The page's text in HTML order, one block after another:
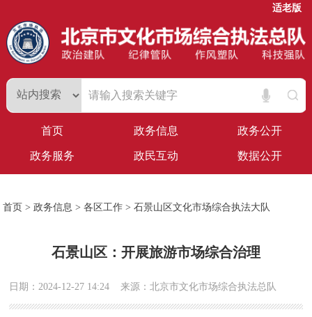
适老版
首页 政务信息 政务公开
政务服务 政民互动 数据公开
首页 >政务信息 >各区工作 >石景山区文化市场综合执法大队
石景山区：开展旅游市场综合治理
日期：2024-12-27 14:24 来源：北京市文化市场综合执法总队